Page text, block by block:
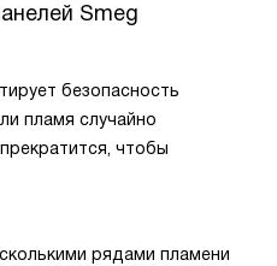
Smeg
безопасность
пламя случайно
чтобы
рядами пламени